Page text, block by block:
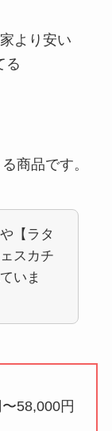
より安い
る
商品です。
【ラタ
スカチ
いま
58,000円